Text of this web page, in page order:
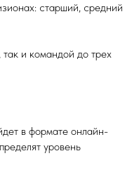
старший, средний
и командой до трех
в формате онлайн-
уровень